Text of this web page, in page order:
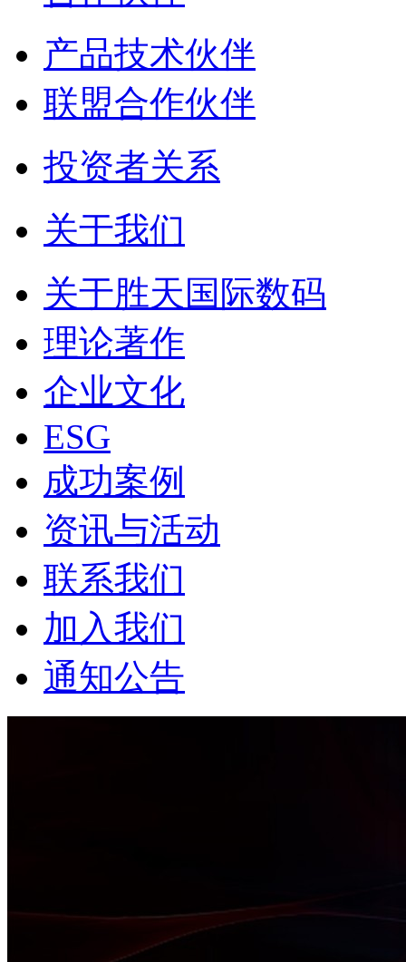
产品技术伙伴
联盟合作伙伴
投资者关系
关于我们
关于胜天国际数码
理论著作
企业文化
ESG
成功案例
资讯与活动
联系我们
加入我们
通知公告